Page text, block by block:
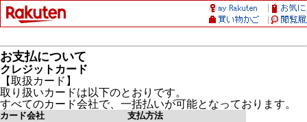
お支払について
クレジットカード
【取扱カード】
取り扱いカードは以下のとおりです。
すべてのカード会社で、一括払いが可能となっております。
カード会社
支払方法